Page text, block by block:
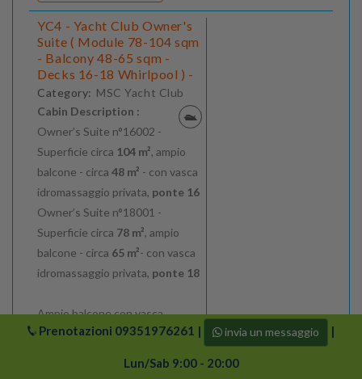
YC4 - Yacht Club Owner's
Suite ( Module 78-104 sqm
- Balcony 48-65 sqm -
Decks 16-18 Whirlpool ) -
Category: MSC Yacht Club
Cabin Description :
Owner’s Suite n°16002 -
Superficie circa 104 m², ampio
balcone - circa 48 m² - con vasca
idromassaggio privata, ponte 16
Owner’s Suite n°18001 -
Superficie circa 78 m², ampio
balcone - circa 65 m²- con vasca
idromassaggio privata, ponte 18
Ampio balcone con vasca
idromassaggio privata e area
Per Persona
€6349
Prenotazioni 09351976261 | invia un messaggio |
Lun/Sab 9:00 - 20:00